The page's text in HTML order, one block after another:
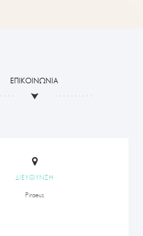
ΕΠΙΚΟΙΝΩΝΙΑ
ΔΙΕΥΘΥΝΣΗ
Piraeus